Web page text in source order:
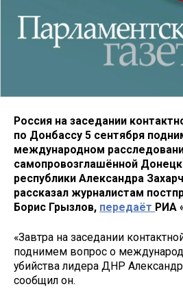
Россия на заседании
по Донбассу 5 сентября
международном
самопровозглашённой
республики Александра
рассказал журналистам
Борис Грызлов, передаёт РИА
«Завтра на заседании
поднимем вопрос о
убийства лидера ДНР
сообщил он.